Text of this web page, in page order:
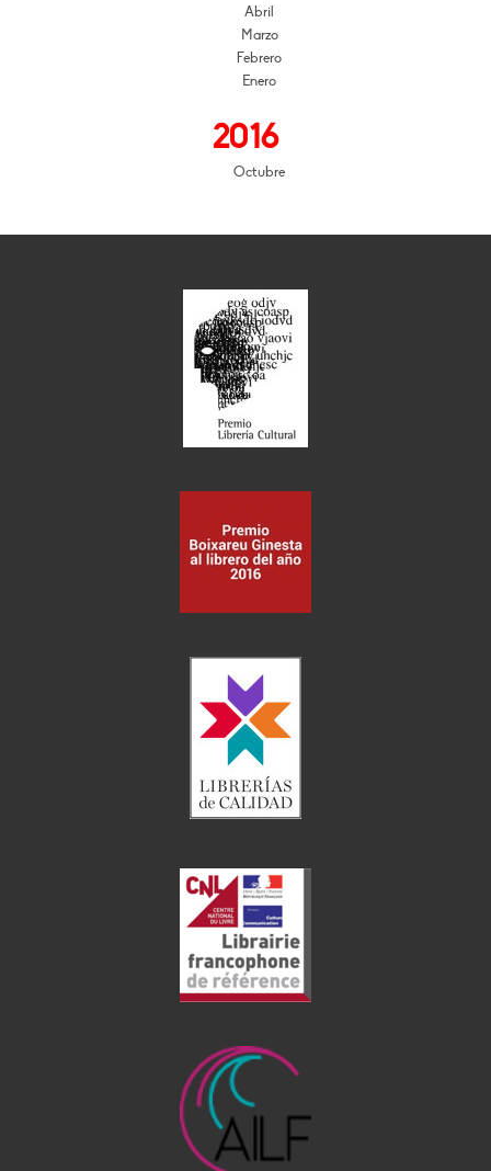
Abril
Marzo
Febrero
Enero
2016
Octubre